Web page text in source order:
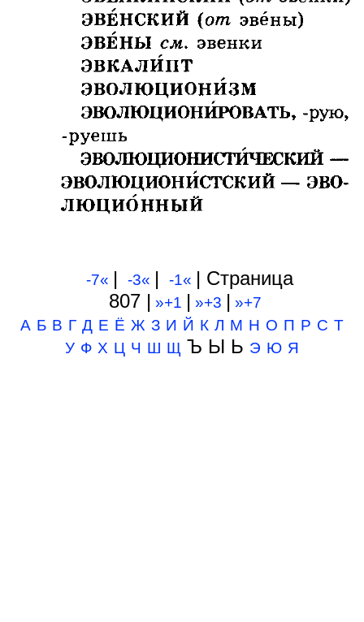
-7« | -3« | -1« | Cтраница
807 | »+1 | »+3 | »+7
А Б В Г Д Е Ё Ж З И Й К Л М Н О П Р С Т
У Ф Х Ц Ч Ш Щ Ъ Ы Ь Э Ю Я